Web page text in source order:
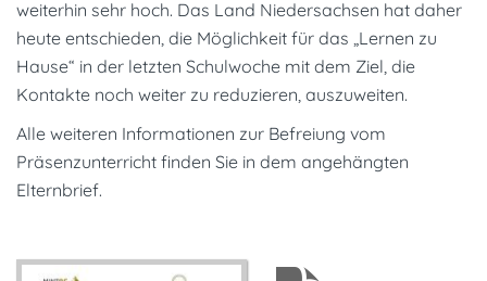
weiterhin sehr hoch. Das Land Niedersachsen hat daher
heute entschieden, die Möglichkeit für das „Lernen zu
Hause“ in der letzten Schulwoche mit dem Ziel, die
Kontakte noch weiter zu reduzieren, auszuweiten.
Alle weiteren Informationen zur Befreiung vom
Präsenzunterricht finden Sie in dem angehängten
Elternbrief.